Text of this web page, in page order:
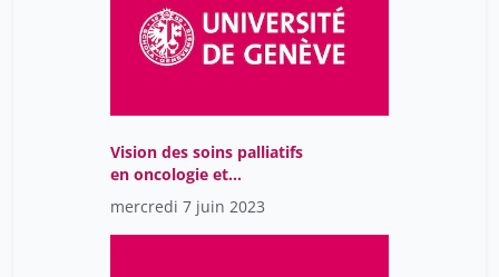
Vision des soins palliatifs
en oncologie et
hématologie pédiatrique
mercredi 7 juin 2023